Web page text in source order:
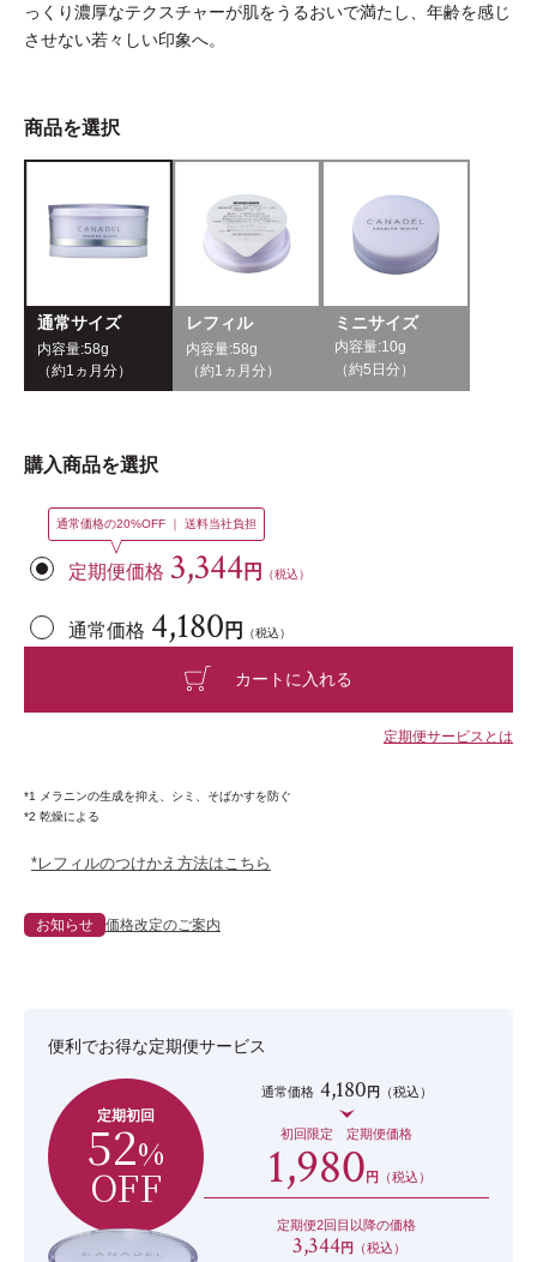
ィア
っくり濃厚なテクスチャーが肌をうるおいで満たし、年齢を感じ
させない若々しい印象へ。
商品を選択
通常サイズ
内容量:58g
（約1ヵ月分）
レフィル
内容量:58g
（約1ヵ月分）
ミニサイズ
内容量:10g
（約5日分）
購入商品を選択
定期便価格 3,344円 （税込）
通常価格の20%OFF ｜ 送料当社負担
通常価格 4,180 円 （税込）
カートに入れる
定期便サービスとは
*1 メラニンの生成を抑え、シミ、そばかすを防ぐ
*2 乾燥による
*レフィルのつけかえ方法はこちら
お知らせ 価格改定のご案内
便利でお得な定期便サービス
定期初回
52%
OFF
通常価格 4,180 円 （税込）
初回限定 定期便価格
1,980 円 （税込）
定期便2回目以降の価格
3,344円 （税込）